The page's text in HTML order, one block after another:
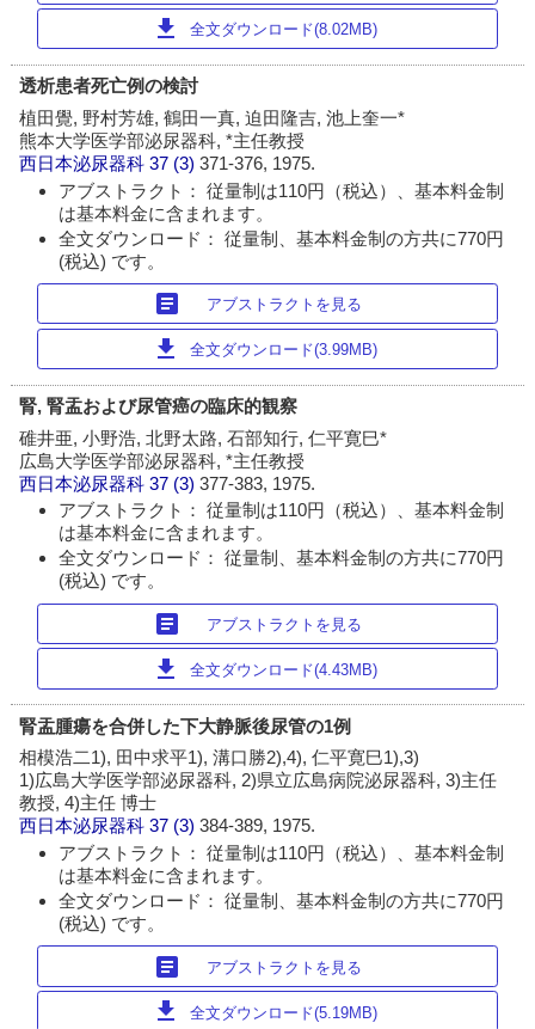
download 全文ダウンロード(8.02MB)
透析患者死亡例の検討
植田覺, 野村芳雄, 鶴田一真, 迫田隆吉, 池上奎一*
熊本大学医学部泌尿器科, *主任教授
西日本泌尿器科 37 (3)371-376, 1975.
アブストラクト： 従量制は110円（税込）、基本料金制
は基本料金に含まれます。
全文ダウンロード： 従量制、基本料金制の方共に770円
(税込) です。
article アブストラクトを見る
download 全文ダウンロード(3.99MB)
腎, 腎盂および尿管癌の臨床的観察
碓井亜, 小野浩, 北野太路, 石部知行, 仁平寛巳*
広島大学医学部泌尿器科, *主任教授
西日本泌尿器科 37 (3)377-383, 1975.
アブストラクト： 従量制は110円（税込）、基本料金制
は基本料金に含まれます。
全文ダウンロード： 従量制、基本料金制の方共に770円
(税込) です。
article アブストラクトを見る
download 全文ダウンロード(4.43MB)
腎盂腫瘍を合併した下大静脈後尿管の1例
相模浩二1), 田中求平1), 溝口勝2),4), 仁平寛巳1),3)
1)広島大学医学部泌尿器科, 2)県立広島病院泌尿器科, 3)主任
教授, 4)主任 博士
西日本泌尿器科 37 (3)384-389, 1975.
アブストラクト： 従量制は110円（税込）、基本料金制
は基本料金に含まれます。
全文ダウンロード： 従量制、基本料金制の方共に770円
(税込) です。
article アブストラクトを見る
download 全文ダウンロード(5.19MB)